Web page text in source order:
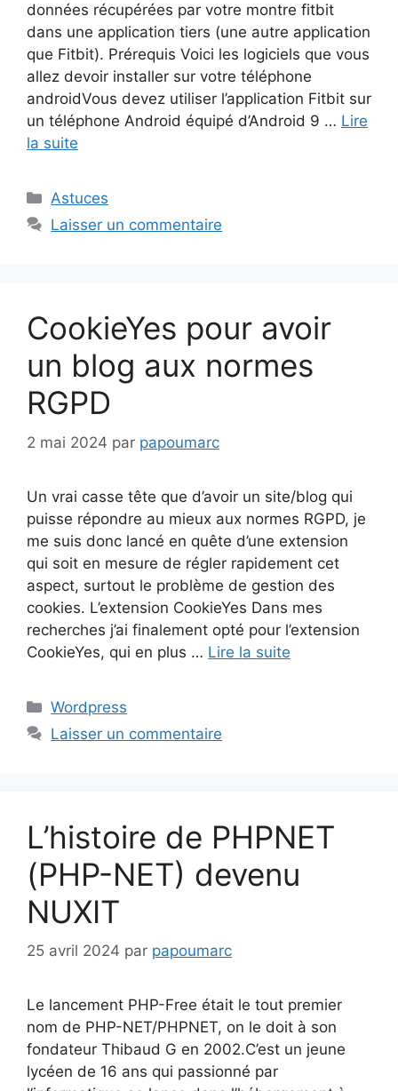
données récupérées par votre montre fitbit
dans une application tiers (une autre application
que Fitbit). Prérequis Voici les logiciels que vous
allez devoir installer sur votre téléphone
androidVous devez utiliser l’application Fitbit sur
un téléphone Android équipé d’Android 9 … Lire
la suite
Catégories
Astuces
Laisser un commentaire
CookieYes pour avoir
un blog aux normes
RGPD
2 mai 2024 par papoumarc
Un vrai casse tête que d’avoir un site/blog qui
puisse répondre au mieux aux normes RGPD, je
me suis donc lancé en quête d’une extension
qui soit en mesure de régler rapidement cet
aspect, surtout le problème de gestion des
cookies. L’extension CookieYes Dans mes
recherches j’ai finalement opté pour l’extension
CookieYes, qui en plus … Lire la suite
Catégories
Wordpress
Laisser un commentaire
L’histoire de PHPNET
(PHP-NET) devenu
NUXIT
25 avril 2024 par papoumarc
Le lancement PHP-Free était le tout premier
nom de PHP-NET/PHPNET, on le doit à son
fondateur Thibaud G en 2002.C’est un jeune
lycéen de 16 ans qui passionné par